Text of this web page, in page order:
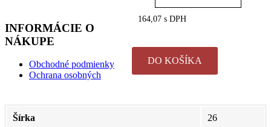
164,07 s DPH
DO KOŠÍKA
Šírka 26
INFORMÁCIE O
NÁKUPE
Obchodné podmienky
Ochrana osobných